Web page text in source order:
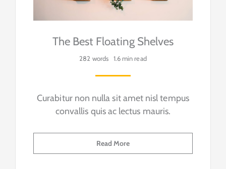
The Best Floating Shelves
282 words 1.6 min read
Curabitur non nulla sit amet nisl tempus
convallis quis ac lectus mauris.
Read More